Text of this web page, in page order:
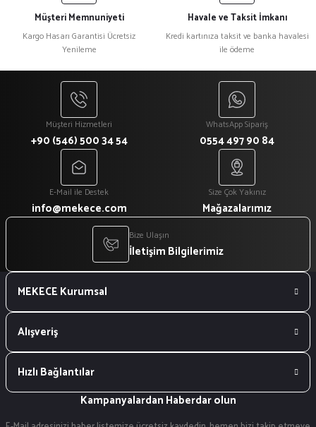
Müşteri Memnuniyeti
Kargo Hasarı Garantisi Ücretsiz
Yenileme
Havale ve Taksit İmkanı
Kredi kartınıza taksit ve banka havalesi
ile ödeme
Müşteri Hizmetleri
+90 (546) 500 34 54
WhatsApp Sipariş
0554 497 90 84
E-Mail ile Destek
info@mekece.com
Size Çok Yakınız
Mağazalarımız
Bize Ulaşın
İletişim Bilgilerimiz
MEKECE Kurumsal
Alışveriş
Hızlı Bağlantılar
Kampanyalardan Haberdar olun